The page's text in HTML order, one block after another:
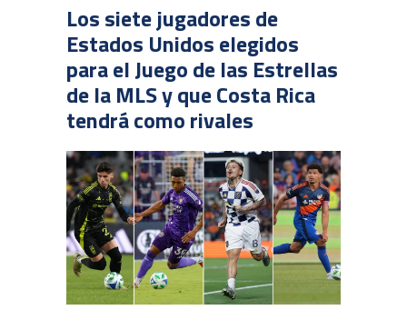
Los siete jugadores de
Estados Unidos elegidos
para el Juego de las Estrellas
de la MLS y que Costa Rica
tendrá como rivales